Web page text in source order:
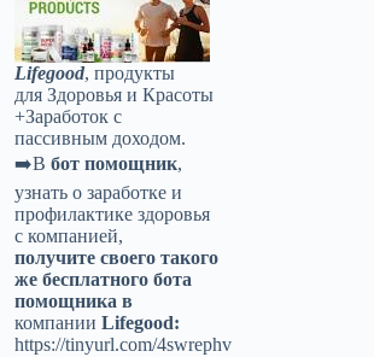
Lifegood, продукты
для Здоровья и Красоты
+Заработок с
пассивным доходом.
➡️Вбот помощник,
узнать о заработке и
профилактике здоровья
с компанией,
получите своего такого
же бесплатного бота
помощника в
компанииLifegood:
https://tinyurl.com/4swrephv